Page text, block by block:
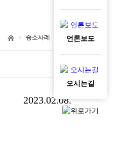
> 승소사례 승소사례
2023.02.08.
언론보도
오시는길